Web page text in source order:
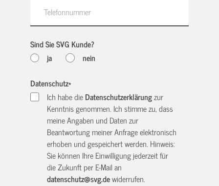
Sind Sie SVG Kunde?
ja
nein
Datenschutz*
Ich habe dieDatenschutzerklärungzur
Kenntnis genommen. Ich stimme zu, dass
meine Angaben und Daten zur
Beantwortung meiner Anfrage elektronisch
erhoben und gespeichert werden. Hinweis:
Sie können Ihre Einwilligung jederzeit für
die Zukunft per E-Mail an
datenschutz@svg.dewiderrufen.